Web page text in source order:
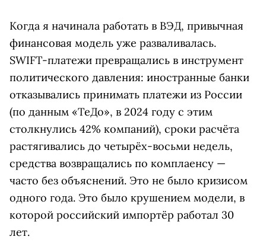
Когда я начинала работать в ВЭД, привычная
финансовая модель уже разваливалась.
SWIFT-платежи превращались в инструмент
политического давления: иностранные банки
отказывались принимать платежи из России
(по данным «ТеДо», в 2024 году с этим
столкнулись 42% компаний), сроки расчёта
растягивались до четырёх-восьми недель,
средства возвращались по комплаенсу —
часто без объяснений. Это не было кризисом
одного года. Это было крушением модели, в
которой российский импортёр работал 30
лет.